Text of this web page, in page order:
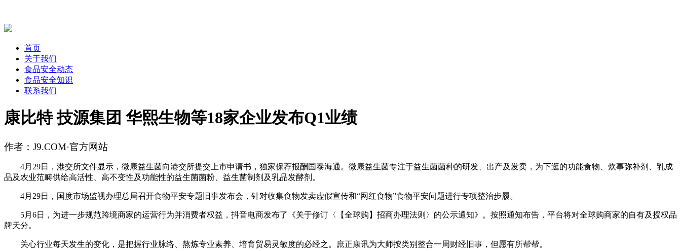
首页
关于我们
食品安全动态
食品安全知识
联系我们
康比特 技源集团 华熙生物等18家企业发布Q1业绩
作者：J9.COM·官方网站
4月29日，港交所文件显示，微康益生菌向港交所提交上市申请书，独家保荐报酬国泰海通。微康益生菌专注于益生菌菌种的研发、出产及发卖，为下逛的功能食物、炊事弥补剂、乳成
品及农业范畴供给高活性、高不变性及功能性的益生菌菌粉、益生菌制剂及乳品发酵剂。
4月29日，国度市场监视办理总局召开食物平安专题旧事发布会，针对收集食物发卖虚假宣传和“网红食物”食物平安问题进行专项整治步履。
5月6日，为进一步规范跨境商家的运营行为并消费者权益，抖音电商发布了《关于修订〈【全球购】招商办理法则〉的公示通知》。按照通知布告，平台将对全球购商家的自有及授权品
牌天分。
关心行业每天发生的变化，是把握行业脉络、熬炼专业素养、培育贸易灵敏度的必经之。庶正康讯为大师按类别整合一周财经旧事，但愿有所帮帮。